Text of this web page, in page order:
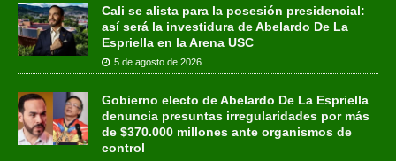
Cali se alista para la posesión presidencial:
así será la investidura de Abelardo De La
Espriella en la Arena USC
5 de agosto de 2026
Gobierno electo de Abelardo De La Espriella
denuncia presuntas irregularidades por más
de $370.000 millones ante organismos de
control